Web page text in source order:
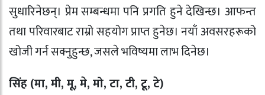
सुधारिनेछन्। प्रेम सम्बन्धमा पनि प्रगति हुने देखिन्छ। आफन्त
तथा परिवारबाट राम्रो सहयोग प्राप्त हुनेछ। नयाँ अवसरहरूको
खोजी गर्न सक्नुहुन्छ, जसले भविष्यमा लाभ दिनेछ।
सिंह (मा, मी, मू, मे, मो, टा, टी, टू, टे)